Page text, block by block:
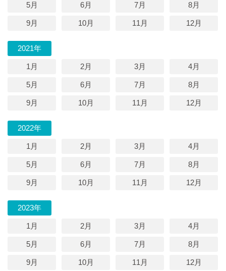
5月 6月 7月 8月
9月 10月 11月 12月
2021年
1月 2月 3月 4月
5月 6月 7月 8月
9月 10月 11月 12月
2022年
1月 2月 3月 4月
5月 6月 7月 8月
9月 10月 11月 12月
2023年
1月 2月 3月 4月
5月 6月 7月 8月
9月 10月 11月 12月